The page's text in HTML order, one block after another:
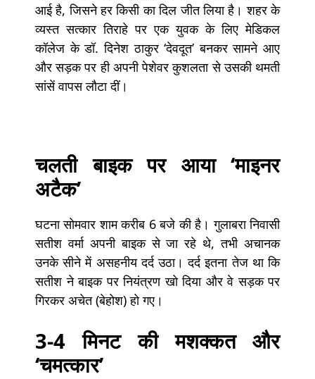
आई है, जिसने हर किसी का दिल जीत लिया है। शहर के
व्यस्त सत्कार तिराहे पर एक युवक के लिए मेडिकल
कॉलेज के डॉ. दिनेश ठाकुर ‘देवदूत’ बनकर सामने आए
और सड़क पर ही अपनी पेशेवर कुशलता से उसकी थमती
सांसें वापस लौटा दीं।
चलती बाइक पर आया ‘माइनर
अटैक’
घटना सोमवार शाम करीब 6 बजे की है। गुलाबरा निवासी
सतीश वर्मा अपनी बाइक से जा रहे थे, तभी अचानक
उनके सीने में असहनीय दर्द उठा। दर्द इतना तेज था कि
सतीश ने बाइक पर नियंत्रण खो दिया और वे सड़क पर
गिरकर अचेत (बेहोश) हो गए।
3-4 मिनट की मशक्कत और
‘चमत्कार’